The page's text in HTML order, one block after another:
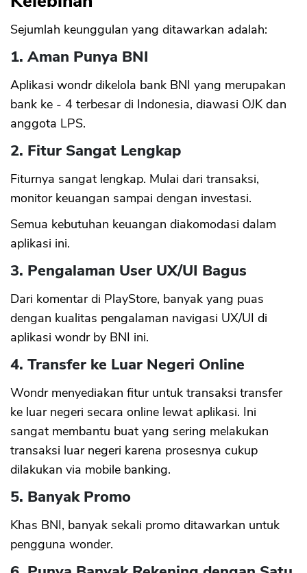
Sejumlah keunggulan yang ditawarkan adalah:
1. Aman Punya BNI
Aplikasi wondr dikelola bank BNI yang merupakan
bank ke - 4 terbesar di Indonesia, diawasi OJK dan
anggota LPS.
2. Fitur Sangat Lengkap
Fiturnya sangat lengkap. Mulai dari transaksi,
monitor keuangan sampai dengan investasi.
Semua kebutuhan keuangan diakomodasi dalam
aplikasi ini.
3. Pengalaman User UX/UI Bagus
Dari komentar di PlayStore, banyak yang puas
dengan kualitas pengalaman navigasi UX/UI di
aplikasi wondr by BNI ini.
4. Transfer ke Luar Negeri Online
Wondr menyediakan fitur untuk transaksi transfer
ke luar negeri secara online lewat aplikasi. Ini
sangat membantu buat yang sering melakukan
transaksi luar negeri karena prosesnya cukup
dilakukan via mobile banking.
5. Banyak Promo
Khas BNI, banyak sekali promo ditawarkan untuk
pengguna wonder.